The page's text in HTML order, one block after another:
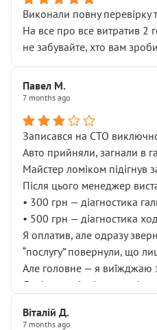
Виконали повну перевірку
На все про все витратив 2
не забувайте, хто вам
Павел М.
7 months ago
Записався на СТО
Авто прийняли, загнали в
Майстер ломіком підігнув
Після цього менеджер
• 300 грн — діагностика
• 500 грн — діагностика
Я оплатив, але одразу
“послугу” повернули, що
Але головне — я виїжджаю з
Далі ситуація тільки
• що біля авто стояти вже
Віталій Д.
7 months ago